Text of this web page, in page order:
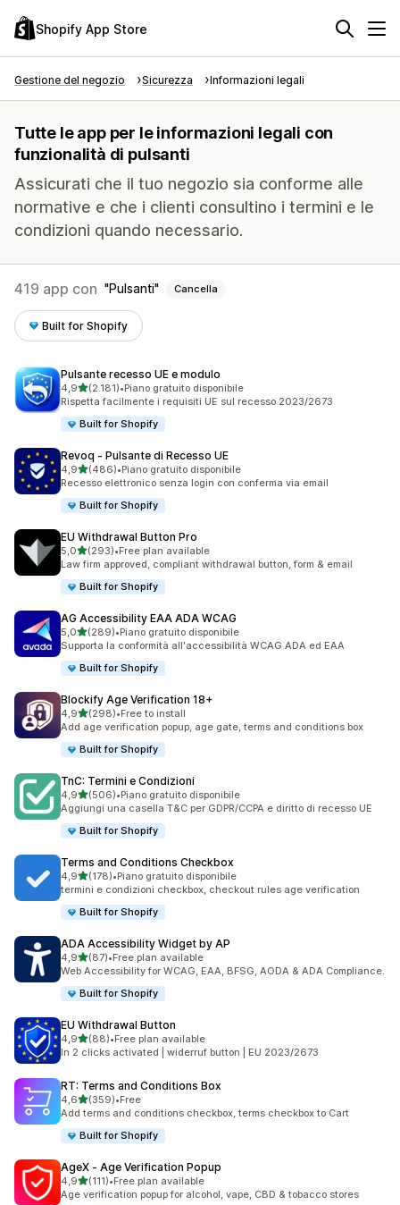
Shopify App Store
Gestione del negozio Sicurezza Informazioni legali
Tutte le app per le informazioni legali con
funzionalità di pulsanti
Assicurati che il tuo negozio sia conforme alle
normative e che i clienti consultino i termini e le
condizioni quando necessario.
419 app con Pulsanti Cancella
Built for Shopify
Pulsante recesso UE e modulo
4,9stelle su 5
(2.181)
2181 recensioni totali
•Piano gratuito disponibile
Rispetta facilmente i requisiti UE sul recesso 2023/2673
Built for Shopify
Revoq ‑ Pulsante di Recesso UE
4,9stelle su 5
(486)
486 recensioni totali
•Piano gratuito disponibile
Recesso elettronico senza login con conferma via email
Built for Shopify
EU Withdrawal Button Pro
5,0stelle su 5
(293)
293 recensioni totali
•Free plan available
Law firm approved, compliant withdrawal button, form & email
Built for Shopify
AG Accessibility EAA ADA WCAG
5,0stelle su 5
(289)
289 recensioni totali
•Piano gratuito disponibile
Supporta la conformità all'accessibilità WCAG ADA ed EAA
Built for Shopify
Blockify Age Verification 18+
4,9stelle su 5
(298)
298 recensioni totali
•Free to install
Add age verification popup, age gate, terms and conditions box
Built for Shopify
TnC: Termini e Condizioni
4,9stelle su 5
(506)
506 recensioni totali
•Piano gratuito disponibile
Aggiungi una casella T&C per GDPR/CCPA e diritto di recesso UE
Built for Shopify
Terms and Conditions Checkbox
4,9stelle su 5
(178)
178 recensioni totali
•Piano gratuito disponibile
termini e condizioni checkbox, checkout rules age verification
Built for Shopify
ADA Accessibility Widget by AP
4,9stelle su 5
(87)
87 recensioni totali
•Free plan available
Web Accessibility for WCAG, EAA, BFSG, AODA & ADA Compliance.
Built for Shopify
EU Withdrawal Button
4,9stelle su 5
(88)
88 recensioni totali
•Free plan available
In 2 clicks activated | widerruf button | EU 2023/2673
RT: Terms and Conditions Box
4,6stelle su 5
(359)
359 recensioni totali
•Free
Add terms and conditions checkbox, terms checkbox to Cart
Built for Shopify
AgeX ‑ Age Verification Popup
4,9stelle su 5
(111)
111 recensioni totali
•Free plan available
Age verification popup for alcohol, vape, CBD & tobacco stores